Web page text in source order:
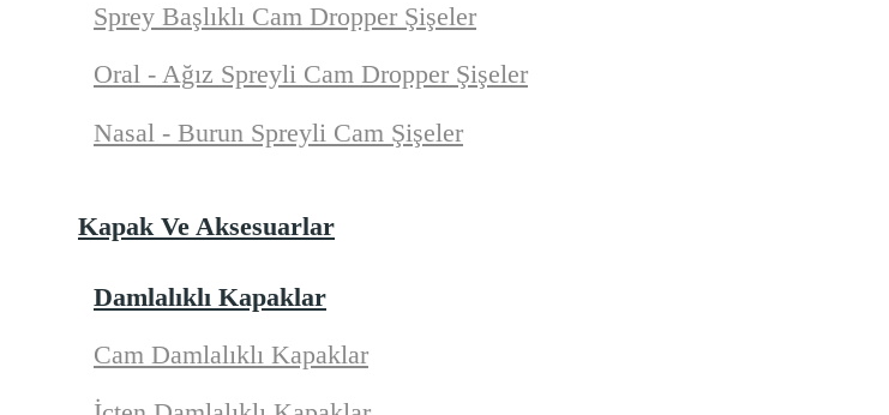
Sprey Başlıklı Cam Dropper Şişeler
Oral - Ağız Spreyli Cam Dropper Şişeler
Nasal - Burun Spreyli Cam Şişeler
Kapak Ve Aksesuarlar
Damlalıklı Kapaklar
Cam Damlalıklı Kapaklar